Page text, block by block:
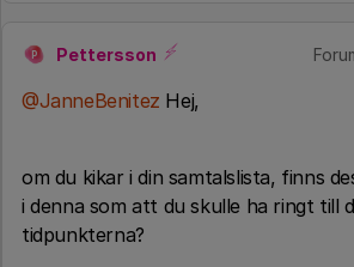
P Pettersson
@JanneBenitez Hej,
om du kikar i din samtalslista, finns
i denna som att du skulle ha ringt till
tidpunkterna?